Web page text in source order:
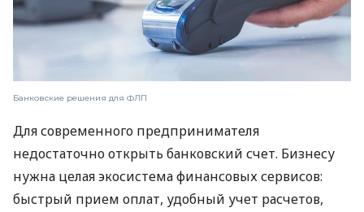
Банковские решения для ФЛП
Для современного предпринимателя
недостаточно открыть банковский счет. Бизнесу
нужна целая экосистема финансовых сервисов:
быстрый прием оплат, удобный учет расчетов,